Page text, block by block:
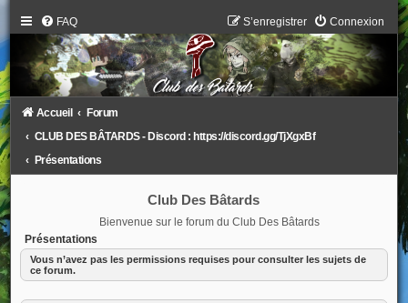
FAQ Connexion
S’enregistrer
Accueil
Forum
CLUB DES BÂTARDS - Discord : https://discord.gg/TjXgxBf
Présentations
Club Des Bâtards
Bienvenue sur le forum du Club Des Bâtards
Présentations
Vous n’avez pas les permissions requises pour consulter les sujets de
ce forum.